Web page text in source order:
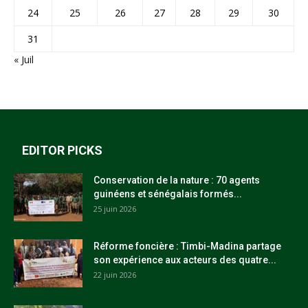
24 25 26 27 28 29
30
31
« Juil
EDITOR PICKS
Conservation de la nature : 70 agents
guinéens et sénégalais formés...
25 juin 2026
Réforme foncière : Timbi-Madina partage
son expérience aux acteurs des quatre...
22 juin 2026